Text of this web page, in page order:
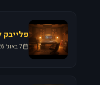
7 באוג׳ 2026